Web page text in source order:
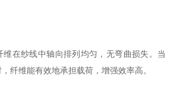
维在纱线中轴向排列均匀，无弯曲损失。当
纤维能有效地承担载荷，增强效率高。